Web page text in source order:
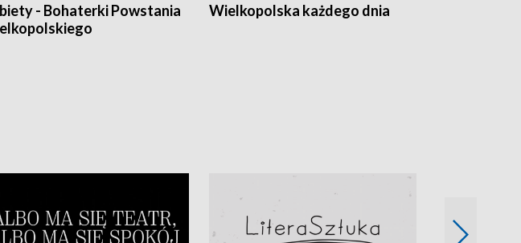
- Bohaterki Powstania
Wielkopolska każdego dnia